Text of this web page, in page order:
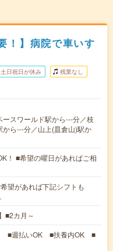
！】病院で車いす
土日祝日が休み 残業なし
スワールド駅から---分／枝
ら---分／山上(皿倉山)駅か
！ ■希望の曜日があればご相
望があれば下記シフトも
■2カ月～
■週払いOK ■扶養内OK ■